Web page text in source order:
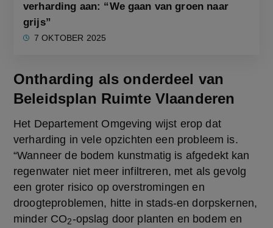
verharding aan: “We gaan van groen naar
grijs”
7 OKTOBER 2025
Ontharding als onderdeel van
Beleidsplan Ruimte Vlaanderen
Het Departement Omgeving wijst erop dat
verharding in vele opzichten een probleem is.
“Wanneer de bodem kunstmatig is afgedekt kan
regenwater niet meer infiltreren, met als gevolg
een groter risico op overstromingen en
droogteproblemen, hitte in stads-en dorpskernen,
minder CO2-opslag door planten en bodem en